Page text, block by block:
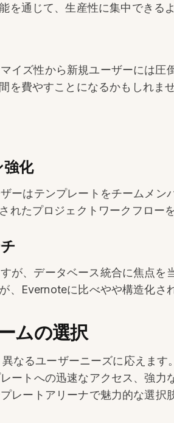
を通じて、生産性に集中できる
イズ性から新規ユーザーには
を費やすことになるかもしれませ
化
ーはテンプレートをチームメ
れたプロジェクトワークフロー
が、データベース統合に焦点
、Evernoteに比べやや構造化さ
ムの選択
なるユーザーニーズに応えま
ートへの迅速なアクセス、強
レートアリーナで魅力的な選択